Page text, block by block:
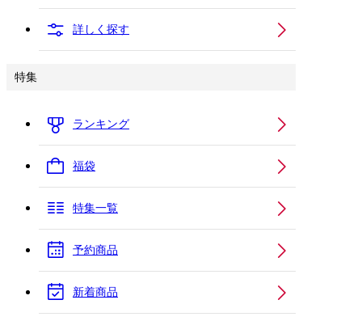
詳しく探す
特集
ランキング
福袋
特集一覧
予約商品
新着商品